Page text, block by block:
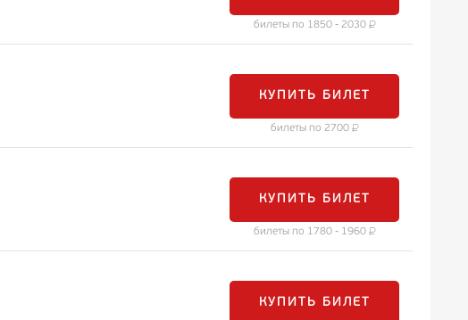
билеты по 1850 - 2030
КУПИТЬ БИЛЕТ
билеты по 2700
КУПИТЬ БИЛЕТ
билеты по 1780 - 1960
КУПИТЬ БИЛЕТ